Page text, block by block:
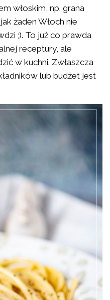
włoskim, np. grana
żaden Włoch nie
;). To już co prawda
receptury, ale
w kuchni. Zwłaszcza
lub budżet jest